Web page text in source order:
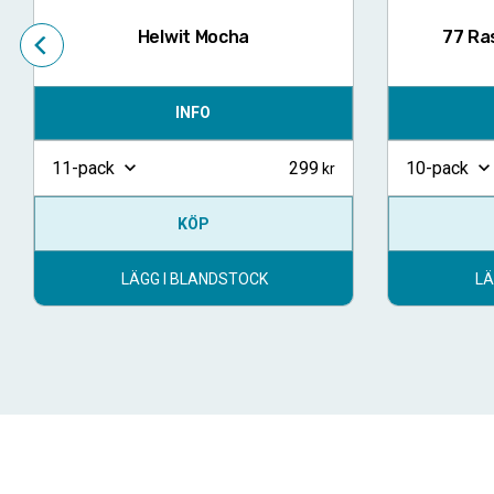
Helwit Mocha
INFO
11-pack 299
KÖP
LÄGG I BLANDSTOCK
77
10-pack